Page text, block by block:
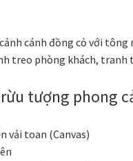
cánh đồng cỏ với
treo phòng khách,
tượng phong
vải toan (Canvas)